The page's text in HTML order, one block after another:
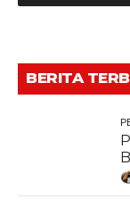
BERITA